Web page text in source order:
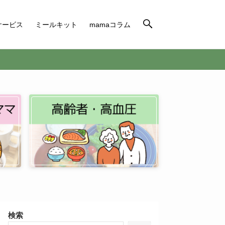
ビス ミールキット mamaコラム
検索